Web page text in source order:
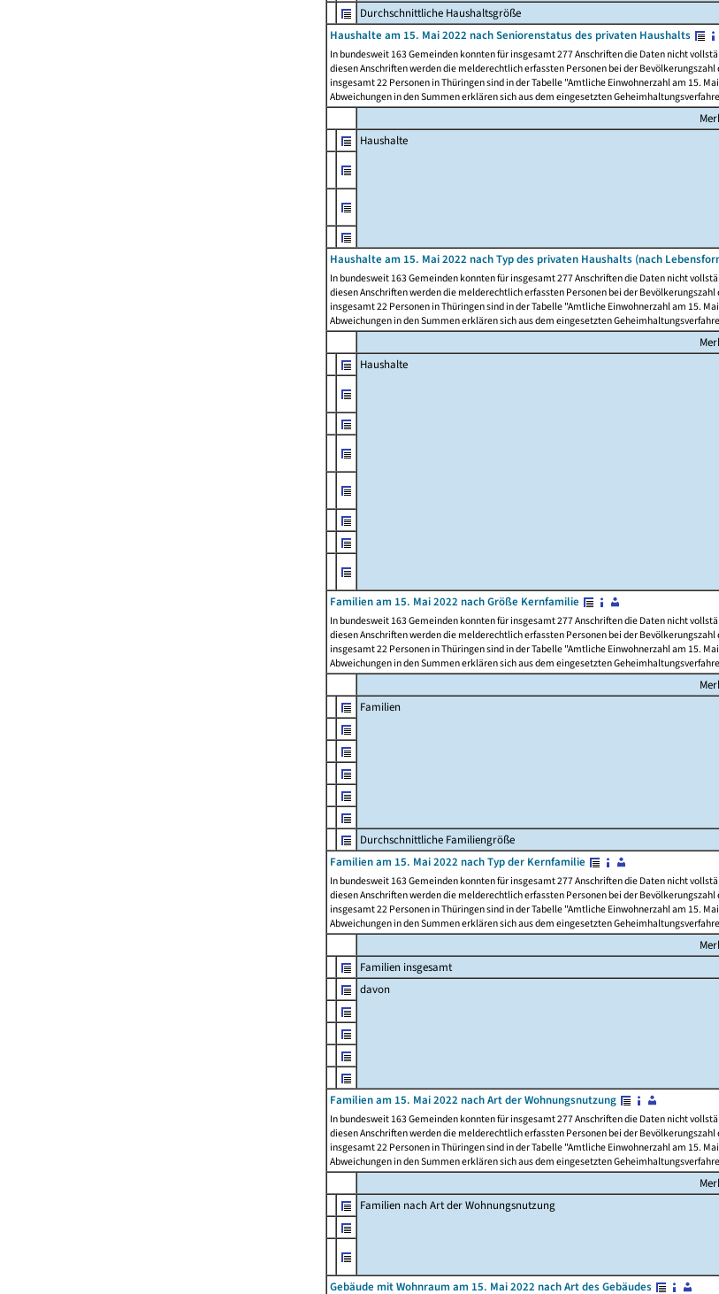
Durchschnittliche Haushaltsgröße
Haushalte am 15. Mai 2022 nach Seniorenstatus des privaten Haushalts
In bundesweit 163 Gemeinden konnten für insgesamt 277 Anschriften die Daten nicht
diesen Anschriften werden die melderechtlich erfassten Personen bei der
insgesamt 22 Personen in Thüringen sind in der Tabelle "Amtliche Einwohnerzahl am 15.
Abweichungen in den Summen erklären sich aus dem eingesetzten
Haushalte
Haushalte am 15. Mai 2022 nach Typ des privaten Haushalts (nach
In bundesweit 163 Gemeinden konnten für insgesamt 277 Anschriften die Daten nicht
diesen Anschriften werden die melderechtlich erfassten Personen bei der
insgesamt 22 Personen in Thüringen sind in der Tabelle "Amtliche Einwohnerzahl am 15.
Abweichungen in den Summen erklären sich aus dem eingesetzten
Haushalte
Familien am 15. Mai 2022 nach Größe Kernfamilie
In bundesweit 163 Gemeinden konnten für insgesamt 277 Anschriften die Daten nicht
diesen Anschriften werden die melderechtlich erfassten Personen bei der
insgesamt 22 Personen in Thüringen sind in der Tabelle "Amtliche Einwohnerzahl am 15.
Abweichungen in den Summen erklären sich aus dem eingesetzten
Familien
Durchschnittliche Familiengröße
Familien am 15. Mai 2022 nach Typ der Kernfamilie
In bundesweit 163 Gemeinden konnten für insgesamt 277 Anschriften die Daten nicht
diesen Anschriften werden die melderechtlich erfassten Personen bei der
insgesamt 22 Personen in Thüringen sind in der Tabelle "Amtliche Einwohnerzahl am 15.
Abweichungen in den Summen erklären sich aus dem eingesetzten
Familien insgesamt
davon
Familien am 15. Mai 2022 nach Art der Wohnungsnutzung
In bundesweit 163 Gemeinden konnten für insgesamt 277 Anschriften die Daten nicht
diesen Anschriften werden die melderechtlich erfassten Personen bei der
insgesamt 22 Personen in Thüringen sind in der Tabelle "Amtliche Einwohnerzahl am 15.
Abweichungen in den Summen erklären sich aus dem eingesetzten
Familien nach Art der Wohnungsnutzung
Gebäude mit Wohnraum am 15. Mai 2022 nach Art des Gebäudes